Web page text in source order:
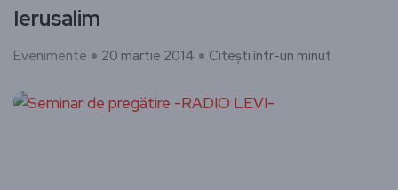
Ierusalim
Evenimente 20 martie 2014 Citești într-un minut